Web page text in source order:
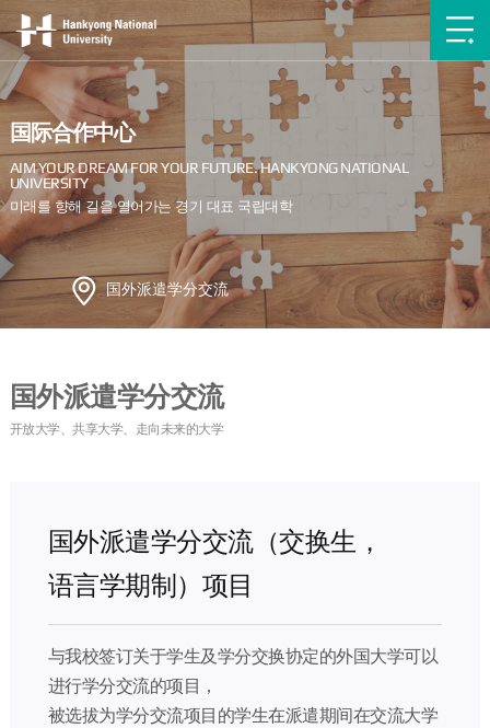
国际合作中心
国外派遣学分交流
国外派遣学分交流
国外派遣学分交流（交换生，
语言学期制）项目
与我校签订关于学生及学分交换协定的外国大学可以
进行学分交流的项目，
被选拔为学分交流项目的学生在派遣期间在交流大学